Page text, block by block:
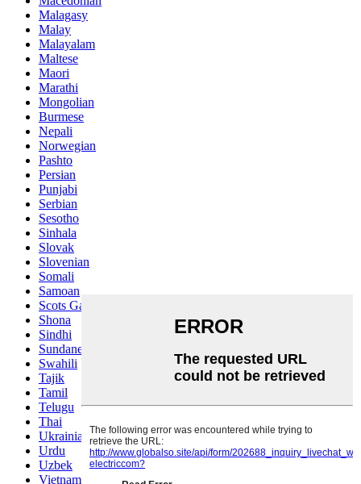
Malagasy
Malay
Malayalam
Maltese
Maori
Marathi
Mongolian
Burmese
Nepali
Norwegian
Pashto
Persian
Punjabi
Serbian
Sesotho
Sinhala
Slovak
Slovenian
Somali
Samoan
Scots Gaelic
Shona
Sindhi
Sundanese
Swahili
Tajik
Tamil
Telugu
Thai
Ukrainian
Urdu
Uzbek
Vietnamese